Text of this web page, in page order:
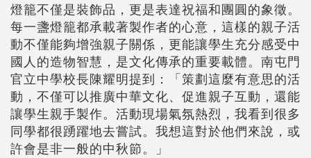
燈籠不僅是裝飾品，更是表達祝福和團圓的象徵。
每一盞燈籠都承載著製作者的心意，這樣的親子活
動不僅能夠增強親子關係，更能讓學生充分感受中
國人的造物智慧，是文化傳承的重要載體。南屯門
官立中學校長陳耀明提到：「策劃這麼有意思的活
動，不僅可以推廣中華文化、促進親子互動，還能
讓學生親手製作。活動現場氣氛熱烈，我看到很多
同學都很踴躍地去嘗試。我想這對於他們來說，或
許會是非一般的中秋節。」